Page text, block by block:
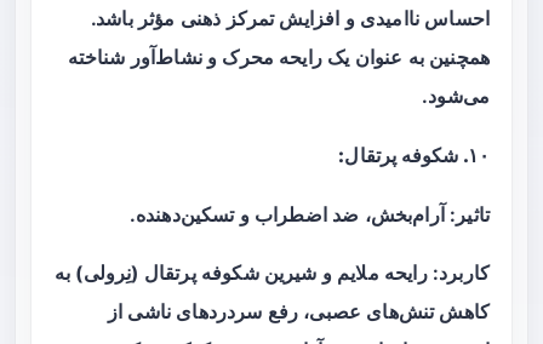
احساس ناامیدی و افزایش تمرکز ذهنی مؤثر باشد.
همچنین به عنوان یک رایحه محرک و نشاط‌آور شناخته
می‌شود.
۱۰. شکوفه پرتقال:
تاثیر: آرام‌بخش، ضد اضطراب و تسکین‌دهنده.
کاربرد: رایحه ملایم و شیرین شکوفه پرتقال (نِرولی) به
کاهش تنش‌های عصبی، رفع سردردهای ناشی از